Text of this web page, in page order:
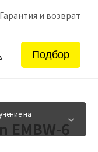
Гарантия и возврат
Подбор
на
EMBW-6